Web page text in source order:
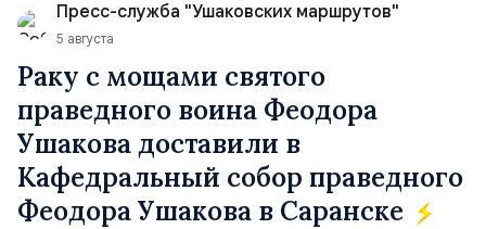
Ираном...Пресс-служба "Ушаковских маршрутов"
5 августа
Раку с мощами святого
праведного воина Феодора
Ушакова доставили в
Кафедральный собор праведного
Феодора Ушакова в Саранске